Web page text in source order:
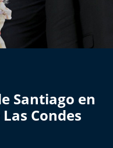
Santiago en
Condes